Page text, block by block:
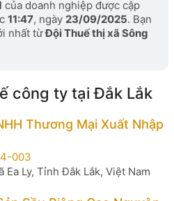
của doanh nghiệp được cập
11:47, ngày 23/09/2025. Bạn
nhất từĐội Thuế thị xã Sông
công ty tại Đắk Lắk
Thương Mại Xuất Nhập
003
Ea Ly, Tỉnh Đắk Lắk, Việt Nam